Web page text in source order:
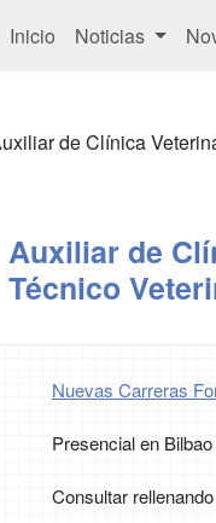
Inicio Noticias
de Clínica
Auxiliar de
Técnico
Nuevas Carreras
Presencial en Bilbao
Consultar